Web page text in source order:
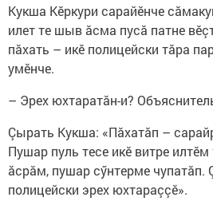
Кукша Кӗркури сарайӗнче
илет те шыв ăсма пусă патне
пăхать – икӗ полицейски тăра
умӗнче.
– Эрех юхтаратăн-и?
Çырать Кукша: «Пăхатăп –
Пушар пуль тесе икӗ витре
ăсрăм, пушар сӳнтерме чупатăп.
полицейски эрех юхтараççӗ».